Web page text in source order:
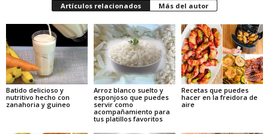
Artículos relacionados Más del autor
Batido delicioso y
nutritivo hecho con
zanahoria y guineo
Arroz blanco suelto y
esponjoso que puedes
servir como
acompañamiento para
tus platillos favoritos
Recetas que puedes
hacer en la freidora de
aire